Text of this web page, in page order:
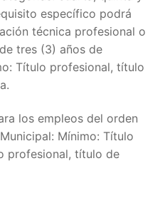
específico podrá
técnica profesional o
tres (3) años de
Título profesional, título
los empleos del orden
Mínimo: Título
profesional, título de